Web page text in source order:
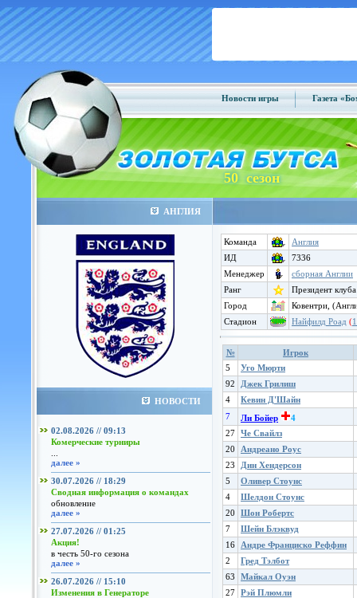
Новости игры Газета
50 сезон
АНГЛИЯ
НОВОСТИ
02.08.2026 // 09:13
Комерческие турниры
далее »
30.07.2026 // 18:29
Сводная информация о командах
обновление
далее »
27.07.2026 // 01:25
Акция!
в честь 50-го сезона
далее »
26.07.2026 // 15:10
Изменения в Генераторе
Команда
Англия
ИД
7336
Менеджер
сборная Англии
Ранг
Президент клуба
Город
Ковентри,
Стадион
Найфилд Роад (
№
Игрок
5
Уго Мюрти
92
Джек Грилиш
4
Кевин Д'Шайн
7
Ли Бойер
4
27 Че Свайлз
20
Андреано Роус
23
Дин Хендерсон
5
Оливер Стоунс
4
Шелдон Стоунс
20
Шон Робертс
7
Шейн Блэквуд
16
Андре Франциско Реффин
2
Гред Тэлбот
63
Майкал Оуэн
27 Рэй Плюмли